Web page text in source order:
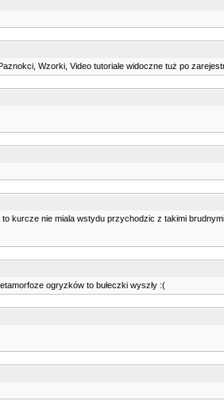
Wzorki, Video tutoriale widoczne tuż po
kurcze nie miala wstydu przychodzic z takimi
ogryzków to bułeczki wyszły :(